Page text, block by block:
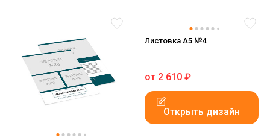
Листовка А5 №4
от 2 610 ₽
Открыть дизайн